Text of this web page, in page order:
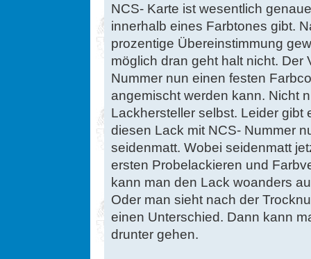
NCS- Karte ist wesentlich
innerhalb eines Farbtones gibt.
prozentige Übereinstimmung
möglich dran geht halt nicht. Der
Nummer nun einen festen
angemischt werden kann. Nicht
Lackhersteller selbst. Leider gibt
diesen Lack mit NCS- Nummer
seidenmatt. Wobei seidenmatt
ersten Probelackieren und
kann man den Lack woanders
Oder man sieht nach der
einen Unterschied. Dann kann
drunter gehen.